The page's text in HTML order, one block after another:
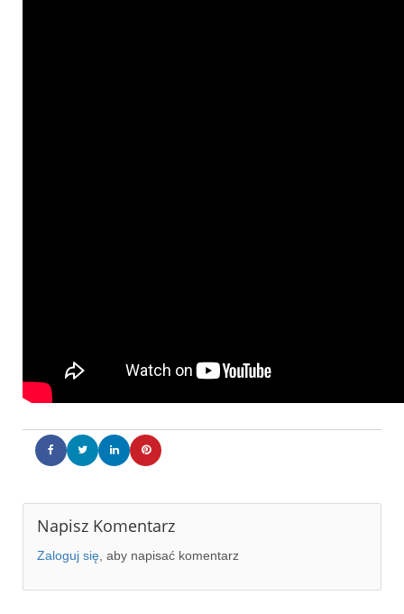
Napisz Komentarz
Zaloguj się , aby napisać komentarz